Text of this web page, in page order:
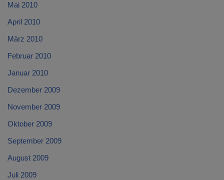
Mai 2010
April 2010
März 2010
Februar 2010
Januar 2010
Dezember 2009
November 2009
Oktober 2009
September 2009
August 2009
Juli 2009